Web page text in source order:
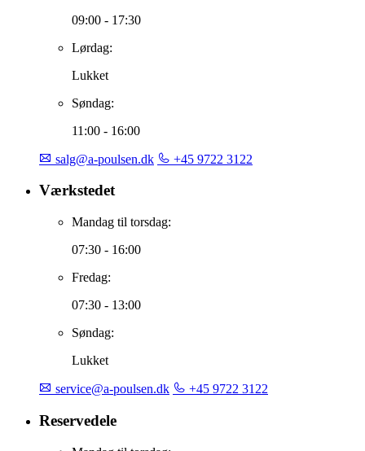
09:00 - 17:30
Lørdag:
Lukket
Søndag:
11:00 - 16:00
salg@a-poulsen.dk +45 9722 3122
Værkstedet
Mandag til torsdag:
07:30 - 16:00
Fredag:
07:30 - 13:00
Søndag:
Lukket
service@a-poulsen.dk +45 9722 3122
Reservedele